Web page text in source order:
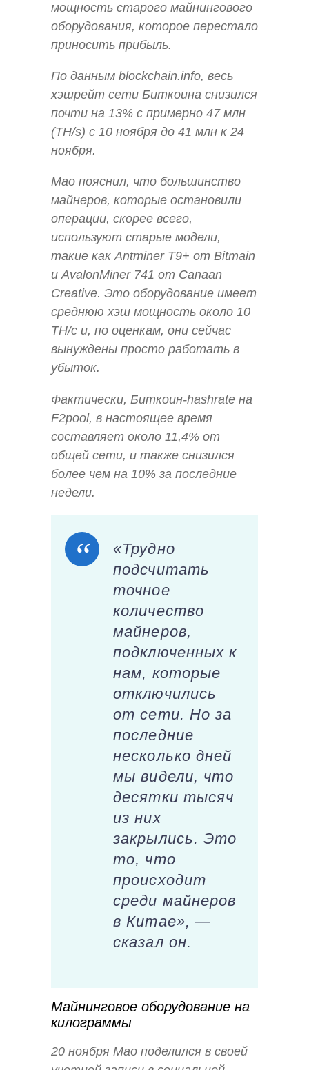
мощность старого майнингового
оборудования, которое перестало
приносить прибыль.
По данным blockchain.info, весь
хэшрейт сети Биткоина снизился
почти на 13% с примерно 47 млн
(TH/s) с 10 ноября до 41 млн к 24
ноября.
Мао пояснил, что большинство
майнеров, которые остановили
операции, скорее всего,
используют старые модели,
такие как Antminer T9+ от Bitmain
и AvalonMiner 741 от Canaan
Creative. Это оборудование имеет
среднюю хэш мощность около 10
TH/с и, по оценкам, они сейчас
вынуждены просто работать в
убыток.
Фактически, Биткоин-hashrate на
F2pool, в настоящее время
составляет около 11,4% от
общей сети, и также снизился
более чем на 10% за последние
недели.
«Трудно
подсчитать
точное
количество
майнеров,
подключенных к
нам, которые
отключились
от сети. Но за
последние
несколько дней
мы видели, что
десятки тысяч
из них
закрылись. Это
то, что
происходит
среди майнеров
в Китае», —
сказал он.
Майнинговое оборудование на
килограммы
20 ноября Мао поделился в своей